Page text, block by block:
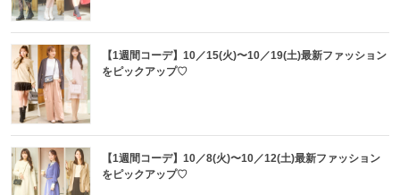
【1週間コーデ】10／15(火)〜10／19(土)最新ファッション
をピックアップ♡
【1週間コーデ】10／8(火)〜10／12(土)最新ファッション
をピックアップ♡